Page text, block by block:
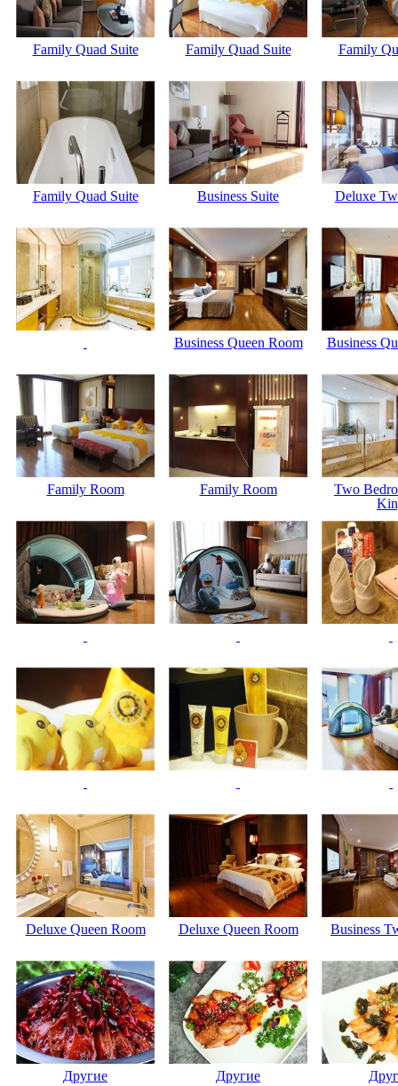
Family Quad Suite Family Quad Suite Family
Family Quad Suite Business Suite Deluxe
Business Queen Room Business
Family Room Family Room
Two
Deluxe Queen Room Deluxe Queen Room Business
Другие Другие